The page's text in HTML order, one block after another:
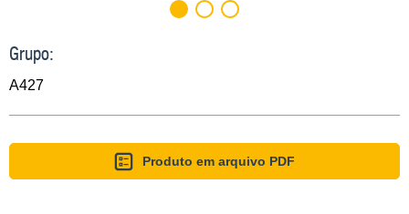
Grupo:
A427
Produto em arquivo PDF